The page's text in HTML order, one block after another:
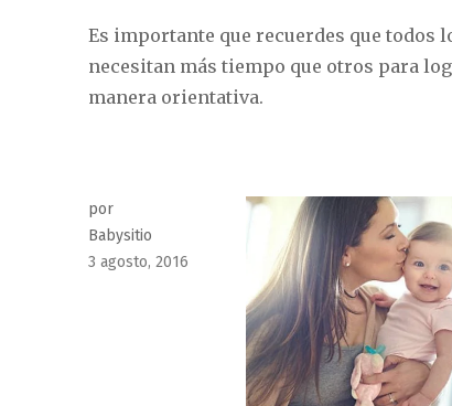
Es importante que recuerdes que
necesitan más tiempo que otros para
manera orientativa.
por
Babysitio
Publicado
3 agosto, 2016